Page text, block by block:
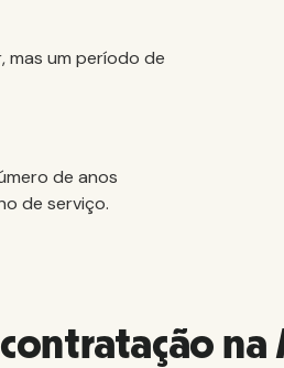
um período de
de anos
de serviço.
na